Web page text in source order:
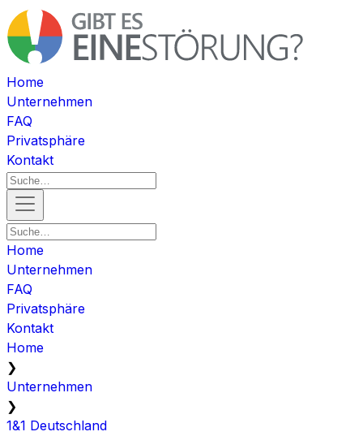
Home
Unternehmen
FAQ
Privatsphäre
Kontakt
Home
Unternehmen
FAQ
Privatsphäre
Kontakt
Home
❯
Unternehmen
❯
1&1 Deutschland